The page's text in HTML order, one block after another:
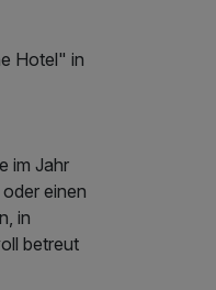
Hotel" in
im Jahr
einen
in
betreut